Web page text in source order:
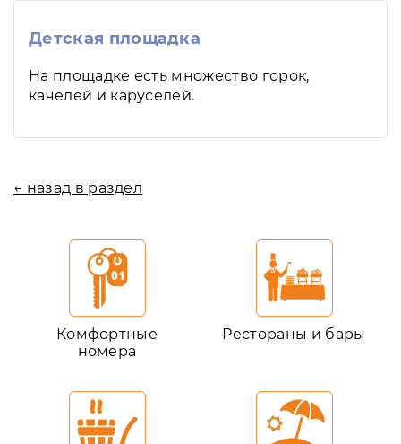
Детская площадка
На площадке есть множество горок,
качелей и каруселей.
← назад в раздел
Комфортные
номера
Рестораны и бары